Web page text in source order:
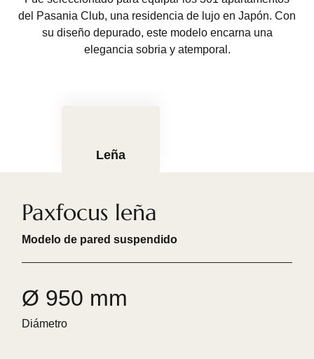
del Pasania Club, una residencia de lujo en Japón. Con
su diseño depurado, este modelo encarna una
elegancia sobria y atemporal.
Leña
Paxfocus leña
Modelo de pared suspendido
Ø 950 mm
Diámetro